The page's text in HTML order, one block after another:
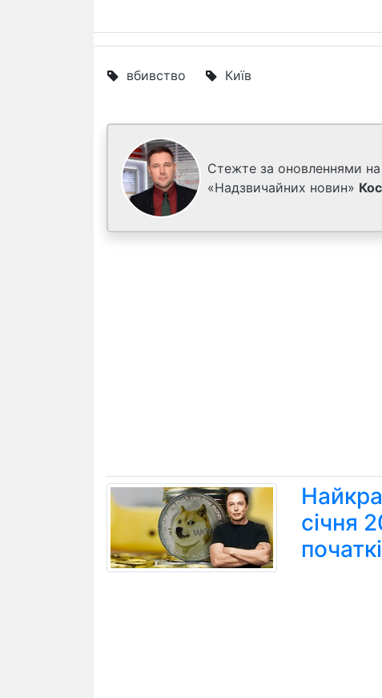
вбивство Київ
Стежте за оновленнями на
«Надзвичайних новин»
січня